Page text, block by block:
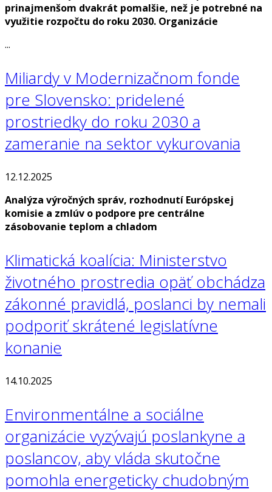
prinajmenšom dvakrát pomalšie, než je potrebné na
využitie rozpočtu do roku 2030. Organizácie
...
Miliardy v Modernizačnom fonde
pre Slovensko: pridelené
prostriedky do roku 2030 a
zameranie na sektor vykurovania
12.12.2025
Analýza výročných správ, rozhodnutí Európskej
komisie a zmlúv o podpore pre centrálne
zásobovanie teplom a chladom
Klimatická koalícia: Ministerstvo
životného prostredia opäť obchádza
zákonné pravidlá, poslanci by nemali
podporiť skrátené legislatívne
konanie
14.10.2025
Environmentálne a sociálne
organizácie vyzývajú poslankyne a
poslancov, aby vláda skutočne
pomohla energeticky chudobným